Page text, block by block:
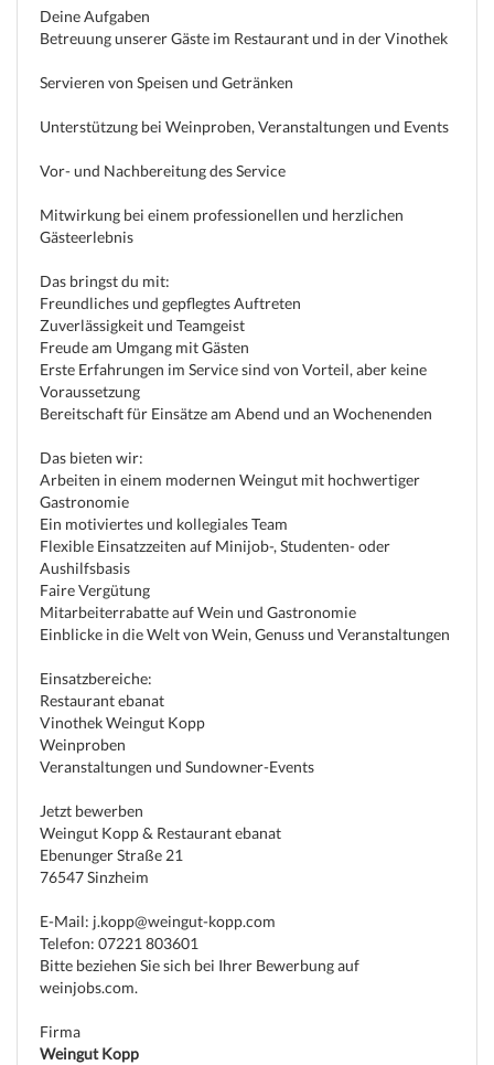
Deine Aufgaben
Betreuung unserer Gäste im Restaurant und in der Vinothek
Servieren von Speisen und Getränken
Unterstützung bei Weinproben, Veranstaltungen und Events
Vor- und Nachbereitung des Service
Mitwirkung bei einem professionellen und herzlichen
Gästeerlebnis
Das bringst du mit:
Freundliches und gepflegtes Auftreten
Zuverlässigkeit und Teamgeist
Freude am Umgang mit Gästen
Erste Erfahrungen im Service sind von Vorteil, aber keine
Voraussetzung
Bereitschaft für Einsätze am Abend und an Wochenenden
Das bieten wir:
Arbeiten in einem modernen Weingut mit hochwertiger
Gastronomie
Ein motiviertes und kollegiales Team
Flexible Einsatzzeiten auf Minijob-, Studenten- oder
Aushilfsbasis
Faire Vergütung
Mitarbeiterrabatte auf Wein und Gastronomie
Einblicke in die Welt von Wein, Genuss und Veranstaltungen
Einsatzbereiche:
Restaurant ebanat
Vinothek Weingut Kopp
Weinproben
Veranstaltungen und Sundowner-Events
Jetzt bewerben
Weingut Kopp & Restaurant ebanat
Ebenunger Straße 21
76547 Sinzheim
E-Mail: j.kopp@weingut-kopp.com
Telefon: 07221 803601
Bitte beziehen Sie sich bei Ihrer Bewerbung auf
weinjobs.com.
Firma
Weingut Kopp